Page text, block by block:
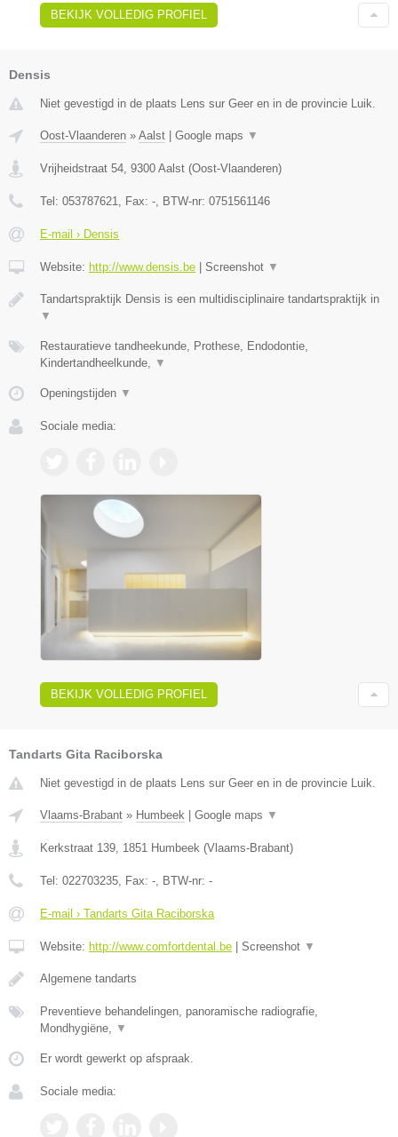
BEKIJK VOLLEDIG PROFIEL
Densis
Niet gevestigd in de plaats Lens sur Geer en in de provincie Luik.
Oost-Vlaanderen » Aalst Google maps ▼
Vrijheidstraat 54, 9300 Aalst (Oost-Vlaanderen)
Tel: 053787621, Fax: -, BTW-nr: 0751561146
E-mail › Densis
Website: http://www.densis.be Screenshot ▼
Tandartspraktijk Densis is een multidisciplinaire tandartspraktijk in
▼
Restauratieve tandheekunde, Prothese, Endodontie,
Kindertandheelkunde, ▼
Openingstijden ▼
Sociale media:
BEKIJK VOLLEDIG PROFIEL
Tandarts Gita Raciborska
Niet gevestigd in de plaats Lens sur Geer en in de provincie Luik.
Vlaams-Brabant » Humbeek Google maps ▼
Kerkstraat 139 1851 Humbeek (Vlaams-Brabant)
Tel: 022703235 , Fax: - , BTW-nr: -
E-mail › Tandarts Gita Raciborska
Website: http://www.comfortdental.be Screenshot ▼
Algemene tandarts
Preventieve behandelingen, panoramische radiografie,
Mondhygiëne,
▼
Er wordt gewerkt op afspraak.
Sociale media: